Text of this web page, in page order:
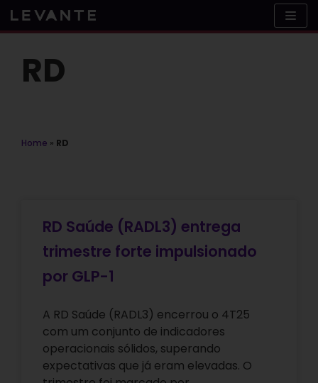
Skip
to
RD
Home » RD
RD Saúde (RADL3) entrega
trimestre forte impulsionado
por GLP-1
A RD Saúde (RADL3) encerrou o 4T25
com um conjunto de indicadores
operacionais sólidos, superando
expectativas que já eram elevadas. O